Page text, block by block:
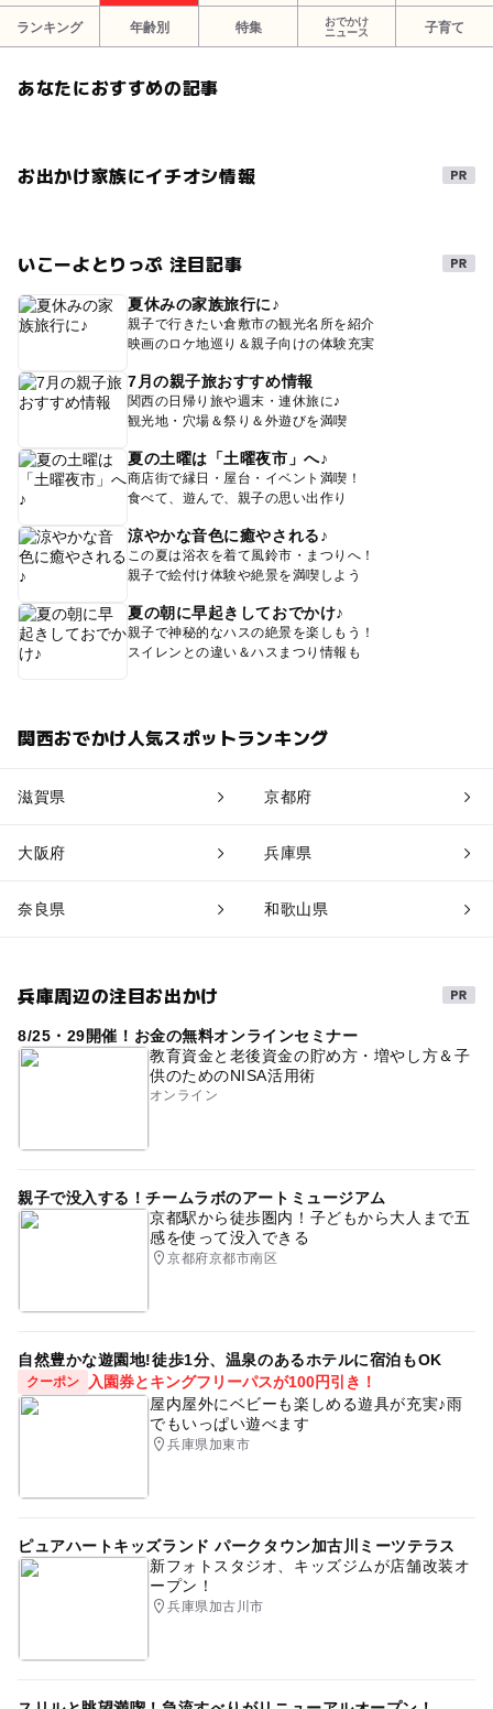
ランキング 年齢別 特集
おでかけ
ニュース
子育て
あなたにおすすめの記事
お出かけ家族にイチオシ情報
いこーよとりっぷ 注目記事
夏休みの家族旅行に♪
親子で行きたい倉敷市の観光名所を紹介
映画のロケ地巡り＆親子向けの体験充実
7月の親子旅おすすめ情報
関西の日帰り旅や週末・連休旅に♪
観光地・穴場＆祭り＆外遊びを満喫
夏の土曜は「土曜夜市」へ♪
商店街で縁日・屋台・イベント満喫！
食べて、遊んで、親子の思い出作り
涼やかな音色に癒やされる♪
この夏は浴衣を着て風鈴市・まつりへ！
親子で絵付け体験や絶景を満喫しよう
夏の朝に早起きしておでかけ♪
親子で神秘的なハスの絶景を楽しもう！
スイレンとの違い＆ハスまつり情報も
関西おでかけ人気スポットランキング
滋賀県 京都府
大阪府 兵庫県
奈良県 和歌山県
兵庫周辺の注目お出かけ
8/25・29開催！お金の無料オンラインセミナー
教育資金と老後資金の貯め方・増やし方＆子
供のためのNISA活用術
オンライン
親子で没入する！チームラボのアートミュージアム
京都駅から徒歩圏内！子どもから大人まで五
感を使って没入できる
京都府京都市南区
自然豊かな遊園地!徒歩1分、温泉のあるホテルに宿泊もOK
クーポン
入園券とキングフリーパスが100円引き！
屋内屋外にベビーも楽しめる遊具が充実♪雨
でもいっぱい遊べます
兵庫県加東市
ピュアハートキッズランド パークタウン加古川ミーツテラス
新フォトスタジオ、キッズジムが店舗改装オ
ープン！
兵庫県加古川市